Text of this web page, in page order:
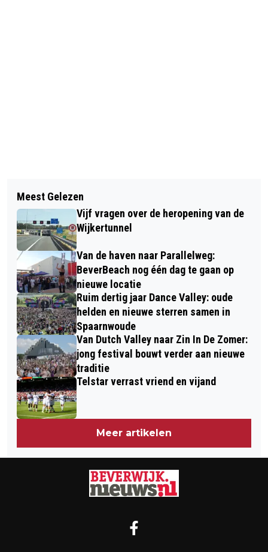
COLUMN VAN DE DAG: EEN PAAR
DAGEN WEG MET DE
HERFSTVAKANTIE…
DISCOZWEMMEN BIJ
SPORTFONDSENBAD BEVERWIJK OP
ZATERDAG 21 OKTOBER
Meest Gelezen
Vijf vragen over de heropening van de
Wijkertunnel
Van de haven naar Parallelweg:
BeverBeach nog één dag te gaan op
nieuwe locatie
Ruim dertig jaar Dance Valley: oude
helden en nieuwe sterren samen in
Spaarnwoude
Van Dutch Valley naar Zin In De Zomer:
jong festival bouwt verder aan nieuwe
traditie
Telstar verrast vriend en vijand
Meer artikelen